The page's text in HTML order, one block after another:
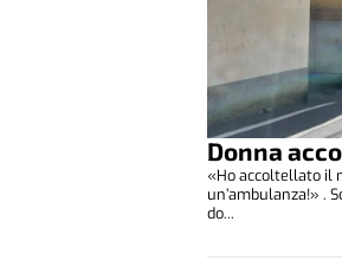
Donna
«Ho accoltellato il
un’ambulanza!» .
do...